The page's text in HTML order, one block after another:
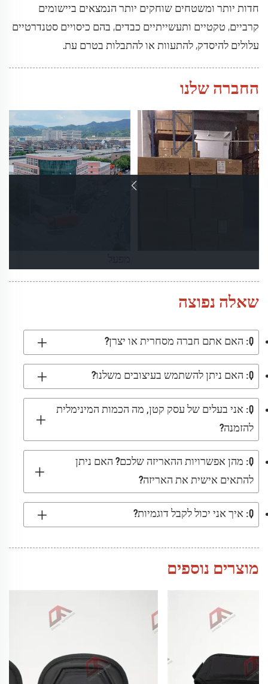
חדות יותר ומשטחים שוחקים יותר הנמצאים ביישומים
קרביים, טקטיים ותעשייתיים כבדים, בהם כיסויים סטנדרטיים
עלולים להיסדק, להתעוות או להתבלות בטרם עת.
החברה שלנו
שאלה נפוצה
Q: האם אתם חברה מסחרית או יצרן?
Q: האם ניתן להשתמש בעיצובים משלנו?
Q: אני בעלים של עסק קטן, מה הכמות המינימלית
להזמנה?
Q: מהן אפשרויות ההאריזה שלכם? האם ניתן
להתאים אישית את האריזה?
Q: איך אני יכול לקבל דוגמיות?
מוצרים נוספים